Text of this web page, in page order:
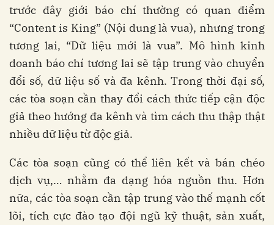
trước đây giới báo chí thường có quan điểm
“Content is King” (Nội dung là vua), nhưng trong
tương lai, “Dữ liệu mới là vua”. Mô hình kinh
doanh báo chí tương lai sẽ tập trung vào chuyển
đổi số, dữ liệu số và đa kênh. Trong thời đại số,
các tòa soạn cần thay đổi cách thức tiếp cận độc
giả theo hướng đa kênh và tìm cách thu thập thật
nhiều dữ liệu từ độc giả.
Các tòa soạn cũng có thể liên kết và bán chéo
dịch vụ,… nhằm đa dạng hóa nguồn thu. Hơn
nữa, các tòa soạn cần tập trung vào thế mạnh cốt
lõi, tích cực đào tạo đội ngũ kỹ thuật, sản xuất,